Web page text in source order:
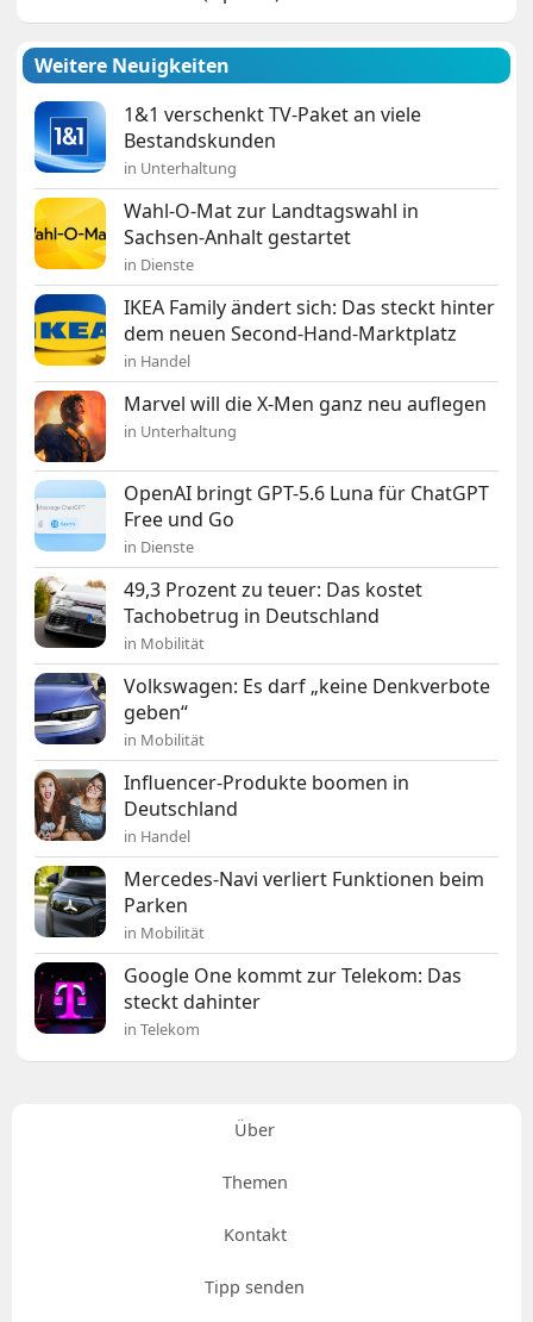
Weitere Neuigkeiten
1&1 verschenkt TV-Paket an viele
Bestandskunden
in Unterhaltung
Wahl-O-Mat zur Landtagswahl in
Sachsen-Anhalt gestartet
in Dienste
IKEA Family ändert sich: Das steckt hinter
dem neuen Second-Hand-Marktplatz
in Handel
Marvel will die X-Men ganz neu auflegen
in Unterhaltung
OpenAI bringt GPT-5.6 Luna für ChatGPT
Free und Go
in Dienste
49,3 Prozent zu teuer: Das kostet
Tachobetrug in Deutschland
in Mobilität
Volkswagen: Es darf „keine Denkverbote
geben“
in Mobilität
Influencer-Produkte boomen in
Deutschland
in Handel
Mercedes-Navi verliert Funktionen beim
Parken
in Mobilität
Google One kommt zur Telekom: Das
steckt dahinter
in Telekom
Über
Themen
Kontakt
Tipp senden